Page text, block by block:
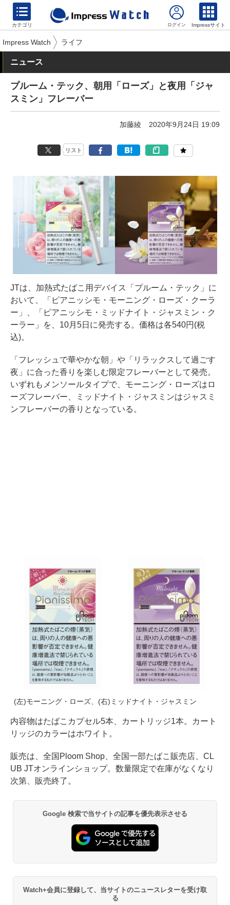
カテゴリ Impressサイト
Impress Watch ライフ
ニュース
プルーム・テック、朝用「ローズ」と夜用「ジャ
スミン」フレーバー
加藤綾 2020年9月24日 19:09
リスト
JTは、加熱式たばこ用デバイス「プルーム・テック」に
おいて、「ピアニッシモ・モーニング・ローズ・クーラ
ー」、「ピアニッシモ・ミッドナイト・ジャスミン・ク
ーラー」を、10月5日に発売する。価格は各540円(税
込)。
「フレッシュで華やかな朝」や「リラックスして過ごす
夜」に合った香りを楽しむ限定フレーバーとして発売。
いずれもメンソールタイプで、モーニング・ローズはロ
ーズフレーバー、ミッドナイト・ジャスミンはジャスミ
ンフレーバーの香りとなっている。
(左)モーニング・ローズ、(右)ミッドナイト・ジャスミン
内容物はたばこカプセル5本、カートリッジ1本。カート
リッジのカラーはホワイト。
販売は、全国Ploom Shop、全国一部たばこ販売店、CL
UB JTオンラインショップ。数量限定で在庫がなくなり
次第、販売終了。
Google 検索で当サイトの記事を優先表示させる
Watch+会員に登録して、当サイトのニュースレターを受け取
る